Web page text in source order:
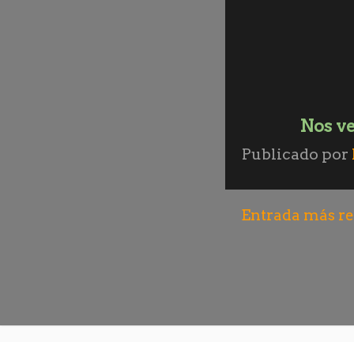
Nos
Publicado por
Entrada más